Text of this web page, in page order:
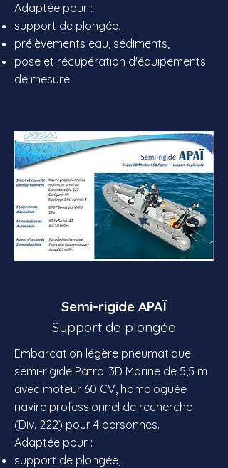
Adaptée pour :
support de plongée,
prélèvements eau, sédiments,
pose et récupération d'équipements
de mesure.
Semi-rigide APAÏ
Support de plongée
Embarcation légère pneumatique
semi-rigide Patrol 3D Marine de 5,5 m
avec moteur 60 CV, homologuée
navire professionnel de recherche
(Div. 222) pour 4 personnes.
Adaptée pour :
support de plongée,